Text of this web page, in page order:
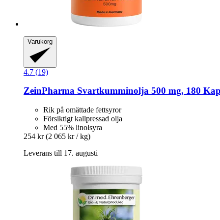
Varukorg
4.7 (19)
ZeinPharma Svartkumminolja 500 mg, 180
Rik på omättade fettsyror
Försiktigt kallpressad olja
Med 55% linolsyra
254 kr (2 065 kr / kg)
Leverans till 17. augusti